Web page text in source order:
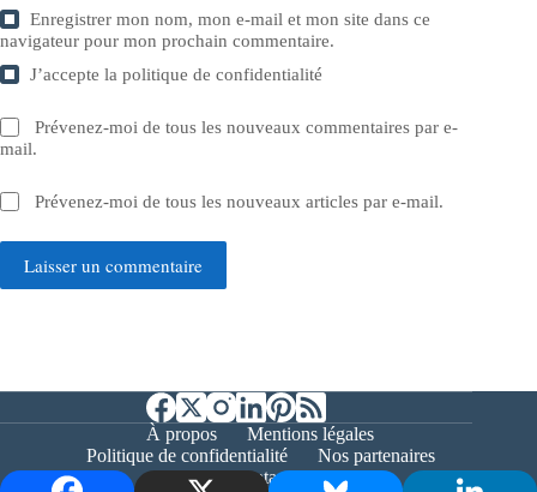
Enregistrer mon nom, mon e-mail et mon site dans ce
navigateur pour mon prochain commentaire.
J’accepte lapolitique de confidentialité
Prévenez-moi de tous les nouveaux commentaires par e-
mail.
Prévenez-moi de tous les nouveaux articles par e-mail.
Laisser un commentaire
À propos
Mentions légales
Politique de confidentialité
Nos partenaires
Contact